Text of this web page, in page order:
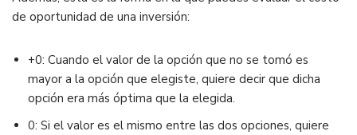
de oportunidad de una inversión:
+0: Cuando el valor de la opción que no se tomó es
mayor a la opción que elegiste, quiere decir que dicha
opción era más óptima que la elegida.
0: Si el valor es el mismo entre las dos opciones, quiere